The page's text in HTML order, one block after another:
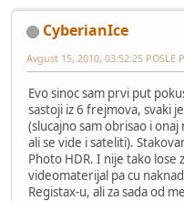
CyberianIce
Avgust 15, 2010, 03:52:25 POSLE
Evo sinoc sam prvi put
sastoji iz 6 frejmova, svaki
(slucajno sam obrisao i
ali se vide i sateliti).
Photo HDR. I nije tako lose
videomaterijal pa cu
Registax-u, ali za sada od